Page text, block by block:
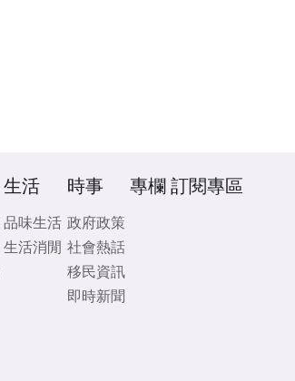
生活
品味生活
生活消閒
時事
政府政策
社會熱話
移民資訊
即時新聞
專欄 訂閱專區